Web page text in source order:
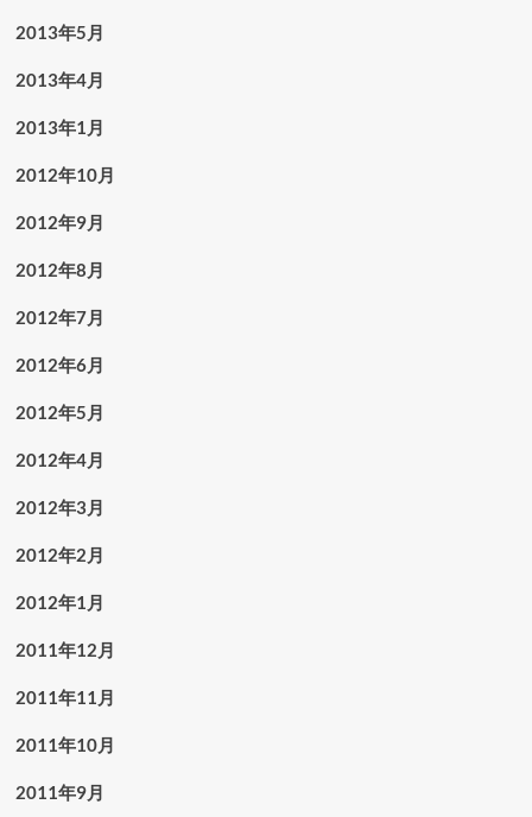
2013年5月
2013年4月
2013年1月
2012年10月
2012年9月
2012年8月
2012年7月
2012年6月
2012年5月
2012年4月
2012年3月
2012年2月
2012年1月
2011年12月
2011年11月
2011年10月
2011年9月